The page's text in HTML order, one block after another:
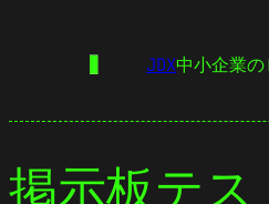
JDX中小企業
掲示板テス